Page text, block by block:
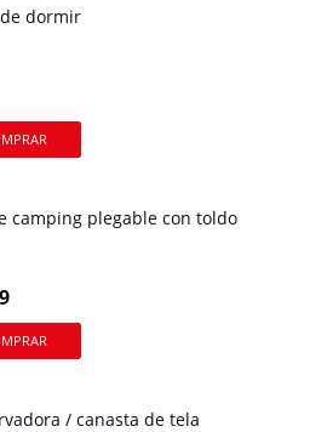
dormir
camping plegable con toldo
/ canasta de tela